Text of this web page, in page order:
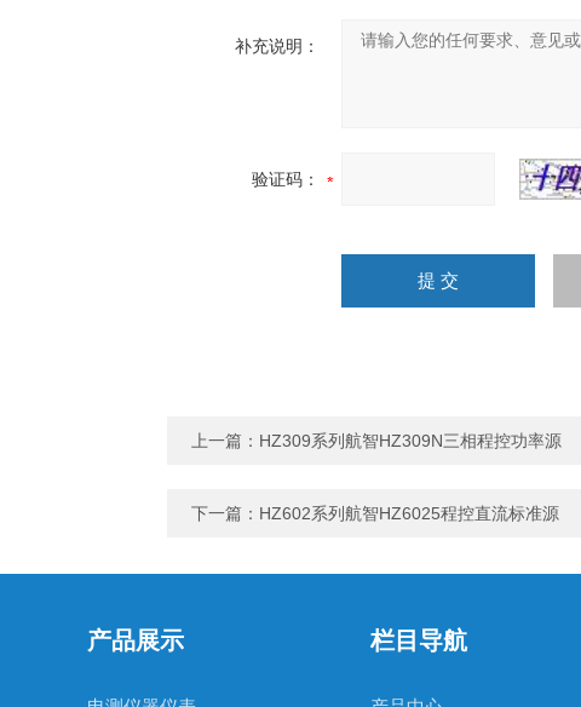
补充说明：
验证码：
上一篇： HZ309系列航智HZ309N三相程控功率源
下一篇： HZ602系列航智HZ6025程控直流标准源
产品展示 栏目导航